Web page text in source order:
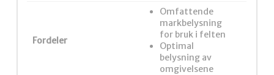
Fordeler
Omfattende
markbelysning
for bruk i felten
Optimal
belysning av
omgivelsene